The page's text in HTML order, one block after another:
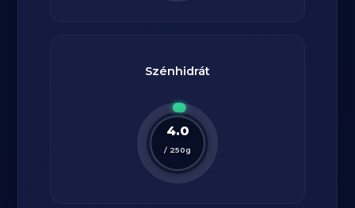
Szénhidrát
4.0
/ 250g